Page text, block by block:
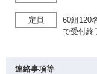
定員
60組120
で受付終
連絡事項等